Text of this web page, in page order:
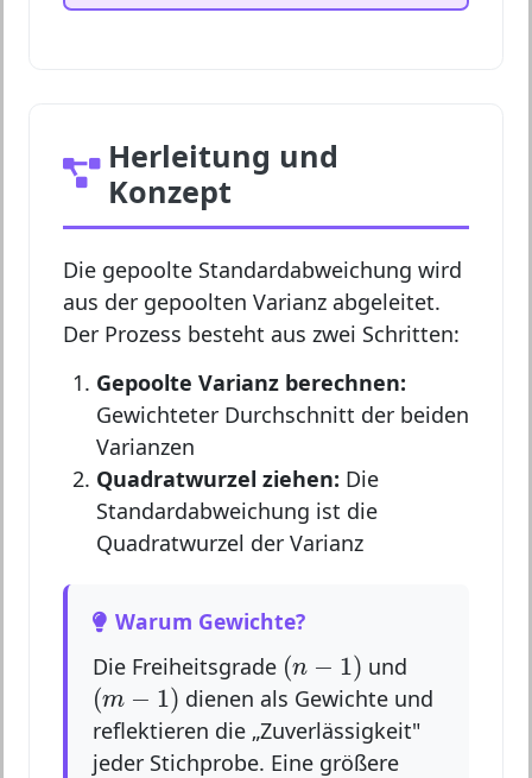
Herleitung und
Konzept
Die gepoolte Standardabweichung wird
aus der gepoolten Varianz abgeleitet.
Der Prozess besteht aus zwei Schritten:
Gepoolte Varianz berechnen:
Gewichteter Durchschnitt der beiden
Varianzen
Quadratwurzel ziehen: Die
Standardabweichung ist die
Quadratwurzel der Varianz
Warum Gewichte?
Die Freiheitsgrade (n − 1)
( ) und
(m − 1)
(m − 1)
dienen als Gewichte und
reflektieren die „Zuverlässigkeit"
jeder Stichprobe. Eine größere